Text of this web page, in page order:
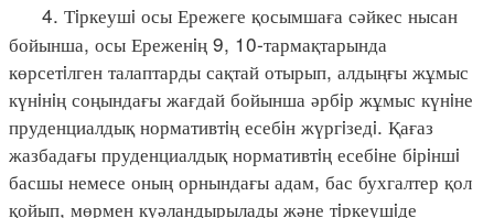
4. Тiркеушi осы Ережеге қосымшаға сәйкес нысан
бойынша, осы Ереженiң 9, 10-тармақтарында
көрсетiлген талаптарды сақтай отырып, алдыңғы жұмыс
күнiнiң соңындағы жағдай бойынша әрбiр жұмыс күнiне
пруденциалдық нормативтiң есебiн жүргiзедi. Қағаз
жазбадағы пруденциалдық нормативтiң есебiне бiрiншi
басшы немесе оның орнындағы адам, бас бухгалтер қол
қойып, мөрмен куәландырылады және тiркеушiде